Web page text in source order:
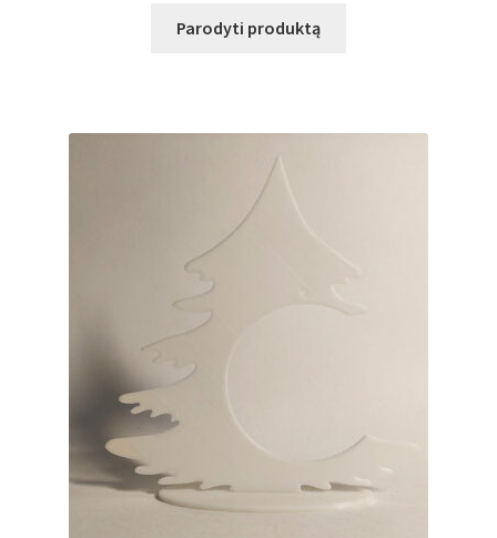
Parodyti produktą